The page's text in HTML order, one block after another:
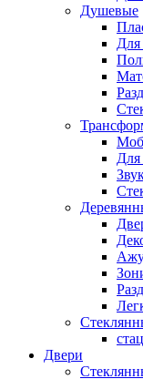
Душевые
Для
Для
Двери